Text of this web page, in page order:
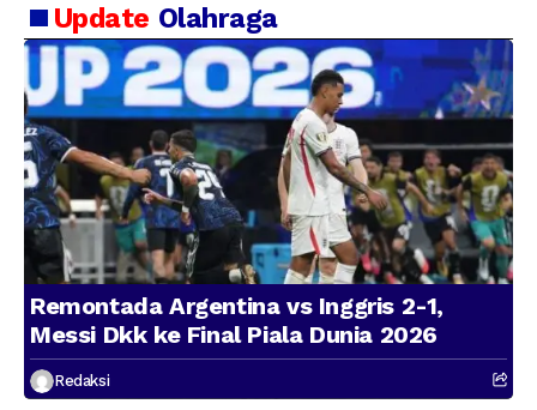
Update Olahraga
Remontada Argentina vs Inggris 2-1,
Messi Dkk ke Final Piala Dunia 2026
Redaksi